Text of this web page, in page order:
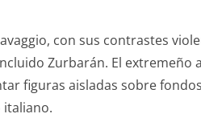
con sus contrastes
Zurbarán. El extremeño
figuras aisladas sobre
italiano.